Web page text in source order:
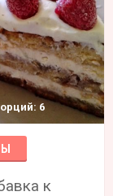
6
к